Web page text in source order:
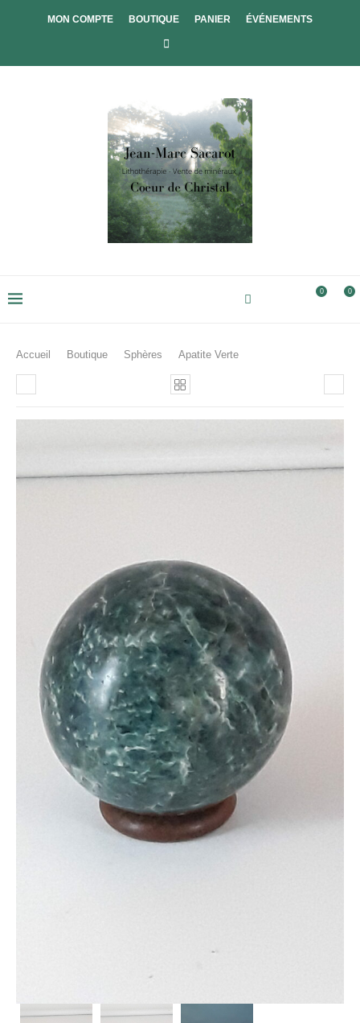
MON COMPTE BOUTIQUE PANIER ÉVÉNEMENTS
0 0
Accueil Boutique Sphères Apatite Verte